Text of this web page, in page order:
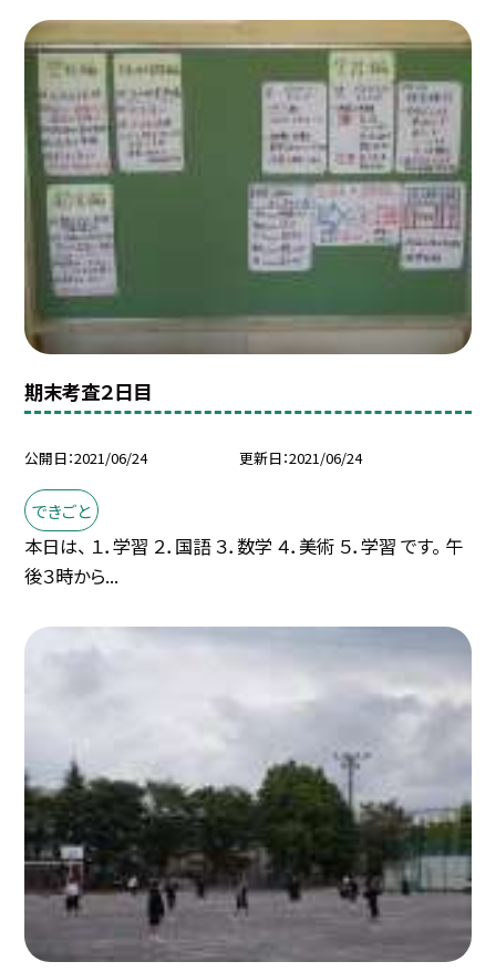
期末考査２日目
公開日 2021/06/24 更新日 2021/06/24
できごと
本日は、 １．学習 ２．国語 ３．数学 ４．美術 ５．学習 です。 午
後３時から...